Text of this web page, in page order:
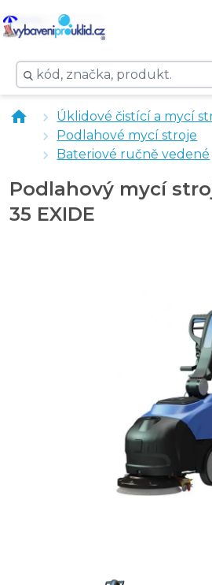
Stírací guma přední Hakomatic
Stírací guma zadní Hakomatic
CLEAMEN 145 strojní deepon 5 l
vybaveniprouklid.cz kabelový
Úklidové čistící a mycí
Podlahové mycí stroje
Bateriové ručně vedené
Podlahový mycí
35 EXIDE